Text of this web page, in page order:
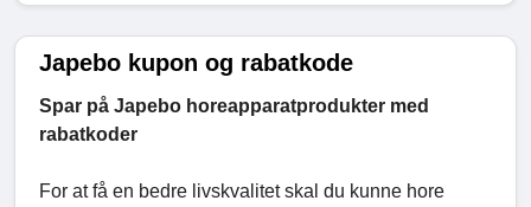
Japebo kupon og rabatkode
Spar på Japebo horeapparatprodukter med
rabatkoder
For at få en bedre livskvalitet skal du kunne hore